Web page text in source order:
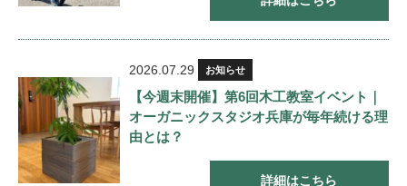
2026.07.29 お知らせ
【今週末開催】第6回木工教室イベント｜
オーガニックスタジオ兵庫が毎年続ける理
由とは？
詳細はこちら